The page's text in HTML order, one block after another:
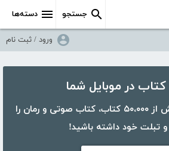
دسته‌ها جستجو
ورود / ثبت نام
با اپلیکیشن کتابراه، بیش از ۵۰،۰۰۰ کتاب، کتاب صوتی و رمان را
و تبلت خود داشته باشید!